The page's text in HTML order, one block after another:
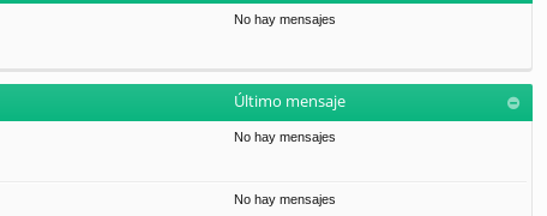
e
a
j
No hay mensajes
Último mensaje
No hay mensajes
No hay mensajes